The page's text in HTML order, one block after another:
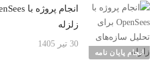
انجام پایان نامه
زلزله
30 تیر 1405